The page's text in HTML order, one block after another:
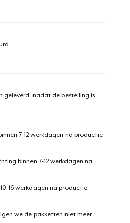
geleverd, nadat de bestelling is
7-12 werkdagen na productie
binnen 7-12 werkdagen na
16 werkdagen na productie
we de pakketten niet meer